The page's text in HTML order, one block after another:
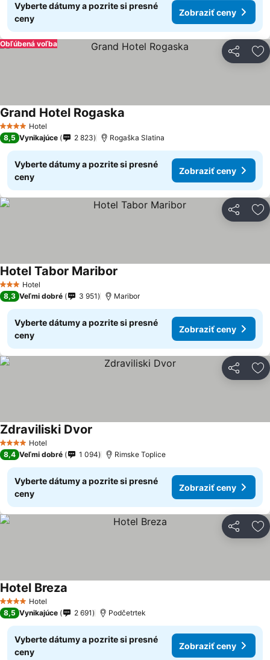
Vyberte dátumy a pozrite si presné
ceny
Zobraziť ceny
Zdieľať
Obľúbená voľba
4 Počet hviezdičiek
Hotel
Grand Hotel Rogaska
8,5 Vynikajúce 2 823 Rogaška Slatina
Vyberte dátumy a pozrite si presné
ceny
Zobraziť ceny
Zdieľať
3 Počet hviezdičiek
Hotel
Hotel Tabor Maribor
8,3 Veľmi dobré 3 951 Maribor
Vyberte dátumy a pozrite si presné
ceny
Zobraziť ceny
Zdieľať
4 Počet hviezdičiek
Hotel
Zdraviliski Dvor
8,4 Veľmi dobré 1 094 Rimske Toplice
Vyberte dátumy a pozrite si presné
ceny
Zobraziť ceny
Zdieľať
4 Počet hviezdičiek
Hotel
Hotel Breza
8,5 Vynikajúce 2 691 Podčetrtek
Vyberte dátumy a pozrite si presné
ceny
Zobraziť ceny